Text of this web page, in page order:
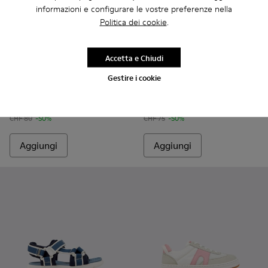
informazioni e configurare le vostre preferenze nella
Politica dei cookie.
Gestire i cookie
Accetta e Chiudi
Twins - K800678-001 - Sandali in pelle bianchi per bambini.
Twins - K800678-002
CHF 80 -50%
Aggiungi
Twins - K800628-007 -
Twins - K800628-
CHF 75 -50%
Aggiungi